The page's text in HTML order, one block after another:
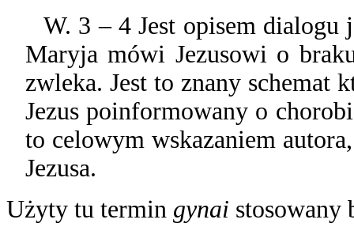
W. 3 – 4 Jest opisem dialogu
Maryja mówi Jezusowi o
zwleka. Jest to znany schemat
Jezus poinformowany o
to celowym wskazaniem
Jezusa.
Użyty tu termin gynai stosowany